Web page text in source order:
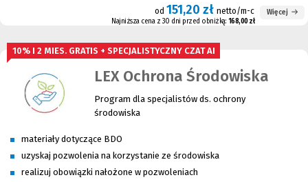
od 151,20 zł netto/m-c
Najniższa cena z 30 dni przed obniżką: 168,00 zł
Więcej
10% I 2 MIES. GRATIS + SPECJALISTYCZNY CZAT AI
LEX Ochrona Środowiska
Program dla specjalistów ds. ochrony
środowiska
materiały dotyczące BDO
uzyskaj pozwolenia na korzystanie ze środowiska
realizuj obowiązki nałożone w pozwoleniach